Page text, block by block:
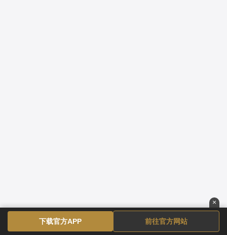
×
下载官方APP 前往官方网站